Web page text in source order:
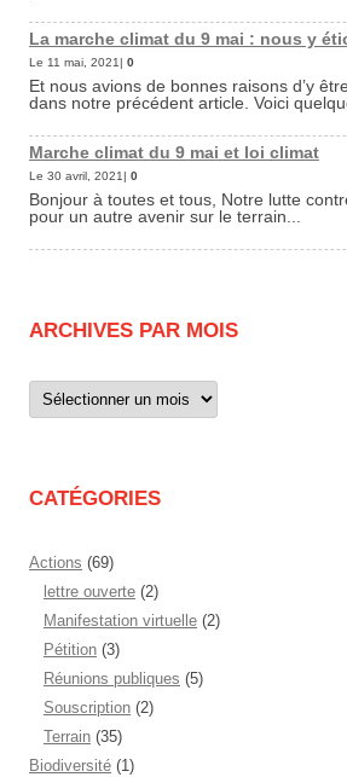
La marche climat du 9 mai : nous y
Le 11 mai, 2021| 0
Et nous avions de bonnes raisons d’y
dans notre précédent article. Voici
Marche climat du 9 mai et loi climat
Le 30 avril, 2021| 0
Bonjour à toutes et tous, Notre lutte
pour un autre avenir sur le terrain...
ARCHIVES PAR MOIS
Archives
par
CATÉGORIES
Actions (69)
lettre ouverte (2)
Manifestation virtuelle (2)
Pétition (3)
Réunions publiques (5)
Souscription (2)
Terrain (35)
Biodiversité (1)